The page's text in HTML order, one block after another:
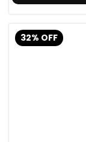
32% OFF